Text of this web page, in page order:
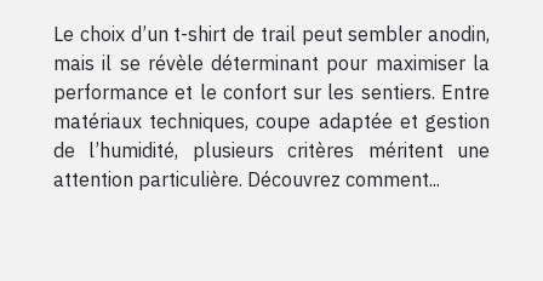
Le choix d’un t-shirt de trail peut sembler anodin,
mais il se révèle déterminant pour maximiser la
performance et le confort sur les sentiers. Entre
matériaux techniques, coupe adaptée et gestion
de l’humidité, plusieurs critères méritent une
attention particulière. Découvrez comment...